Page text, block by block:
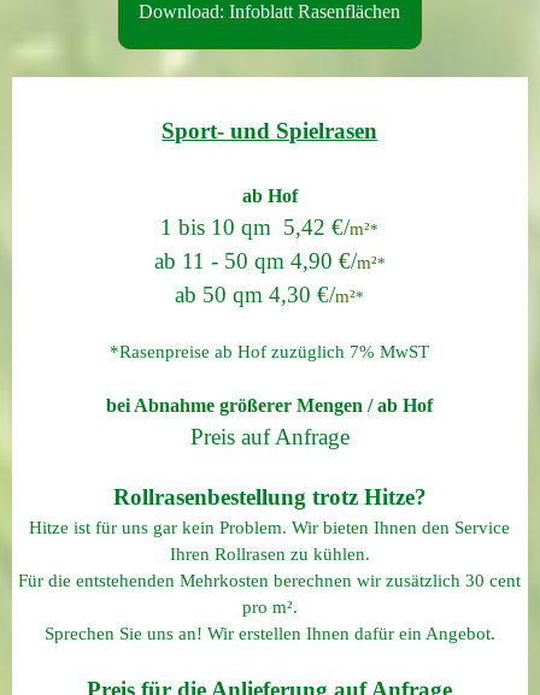
Download: Infoblatt Rasenflächen
Sport- und Spielrasen
ab Hof
1 bis 10 qm 5,42 €/m²*
ab 11 - 50 qm 4,90 €/m²*
ab 50 qm 4,30 €/m²*
*Rasenpreise ab Hof zuzüglich 7% MwST
bei Abnahme größerer Mengen / ab Hof
Preis auf Anfrage
Rollrasenbestellung trotz Hitze?
Hitze ist für uns gar kein Problem. Wir bieten Ihnen den Service
Ihren Rollrasen zu kühlen.
Für die entstehenden Mehrkosten berechnen wir zusätzlich 30 cent
pro m².
Sprechen Sie uns an! Wir erstellen Ihnen dafür ein Angebot.
Preis für die Anlieferung auf Anfrage